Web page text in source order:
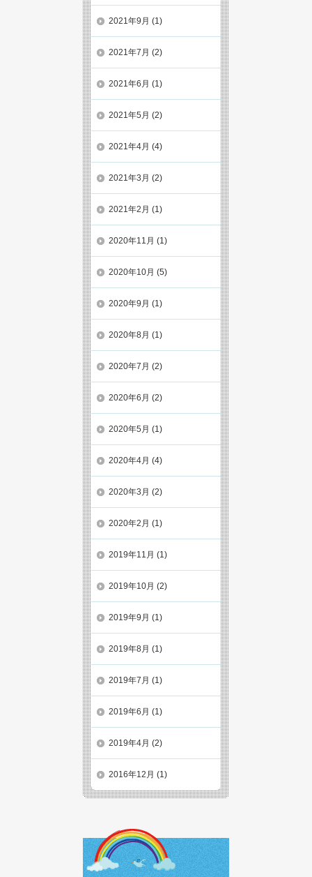
2021年9月 (1)
2021年7月 (2)
2021年6月 (1)
2021年5月 (2)
2021年4月 (4)
2021年3月 (2)
2021年2月 (1)
2020年11月 (1)
2020年10月 (5)
2020年9月 (1)
2020年8月 (1)
2020年7月 (2)
2020年6月 (2)
2020年5月 (1)
2020年4月 (4)
2020年3月 (2)
2020年2月 (1)
2019年11月 (1)
2019年10月 (2)
2019年9月 (1)
2019年8月 (1)
2019年7月 (1)
2019年6月 (1)
2019年4月 (2)
2016年12月 (1)